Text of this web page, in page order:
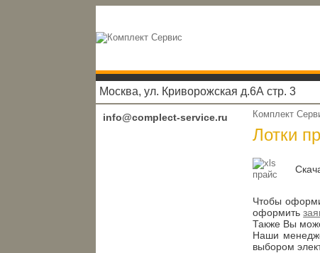
Москва, ул. Криворожская д.6А стр. 3
info@complect-service.ru Комплект
Лотки
Чтобы
оформить
Также Вы
Наши
выбором